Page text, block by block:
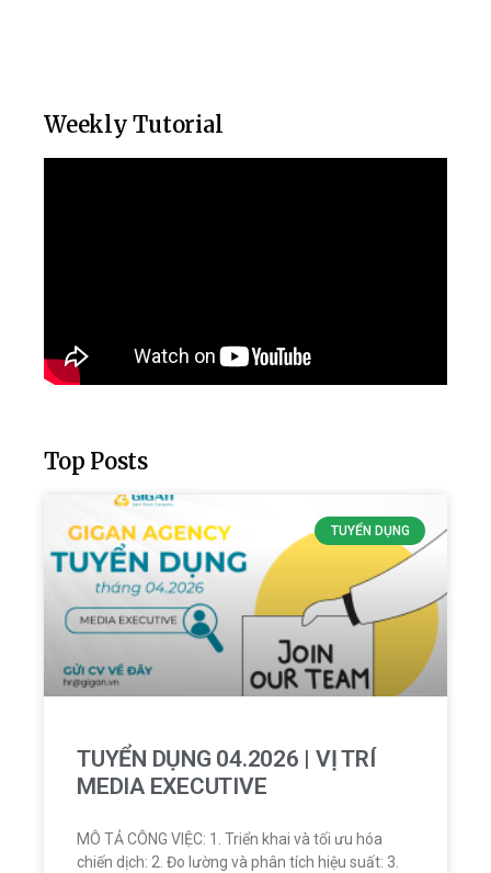
Weekly Tutorial
Top Posts
TUYỂN DỤNG
TUYỂN DỤNG 04.2026 | VỊ TRÍ
MEDIA EXECUTIVE
MÔ TẢ CÔNG VIỆC: 1. Triển khai và tối ưu hóa
chiến dịch: 2. Đo lường và phân tích hiệu suất: 3.